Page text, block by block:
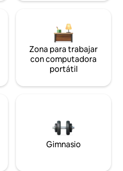
Zona para trabajar
con computadora
portátil
Gimnasio